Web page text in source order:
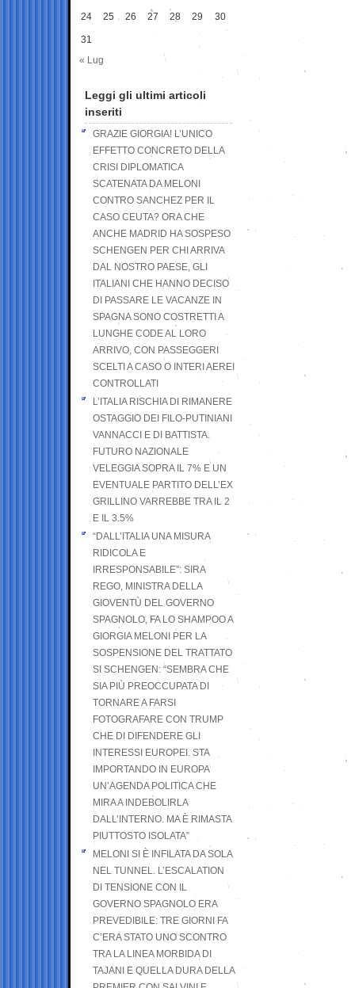
24 25 26 27 28 29 30
31
« Lug
Leggi gli ultimi articoli
inseriti
GRAZIE GIORGIA! L’UNICO
EFFETTO CONCRETO DELLA
CRISI DIPLOMATICA
SCATENATA DA MELONI
CONTRO SANCHEZ PER IL
CASO CEUTA? ORA CHE
ANCHE MADRID HA SOSPESO
SCHENGEN PER CHI ARRIVA
DAL NOSTRO PAESE, GLI
ITALIANI CHE HANNO DECISO
DI PASSARE LE VACANZE IN
SPAGNA SONO COSTRETTI A
LUNGHE CODE AL LORO
ARRIVO, CON PASSEGGERI
SCELTI A CASO O INTERI AEREI
CONTROLLATI
L’ITALIA RISCHIA DI RIMANERE
OSTAGGIO DEI FILO-PUTINIANI
VANNACCI E DI BATTISTA.
FUTURO NAZIONALE
VELEGGIA SOPRA IL 7% E UN
EVENTUALE PARTITO DELL’EX
GRILLINO VARREBBE TRA IL 2
E IL 3.5%
“DALL’ITALIA UNA MISURA
RIDICOLA E
IRRESPONSABILE”: SIRA
REGO, MINISTRA DELLA
GIOVENTÙ DEL GOVERNO
SPAGNOLO, FA LO SHAMPOO A
GIORGIA MELONI PER LA
SOSPENSIONE DEL TRATTATO
SI SCHENGEN: “SEMBRA CHE
SIA PIÙ PREOCCUPATA DI
TORNARE A FARSI
FOTOGRAFARE CON TRUMP
CHE DI DIFENDERE GLI
INTERESSI EUROPEI. STA
IMPORTANDO IN EUROPA
UN’AGENDA POLITICA CHE
MIRA A INDEBOLIRLA
DALL’INTERNO. MA È RIMASTA
PIUTTOSTO ISOLATA”
MELONI SI È INFILATA DA SOLA
NEL TUNNEL. L’ESCALATION
DI TENSIONE CON IL
GOVERNO SPAGNOLO ERA
PREVEDIBILE: TRE GIORNI FA
C’ERA STATO UNO SCONTRO
TRA LA LINEA MORBIDA DI
TAJANI E QUELLA DURA DELLA